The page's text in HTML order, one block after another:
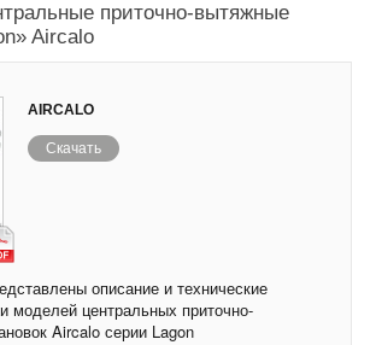
приточно-вытяжные
Aircalo
AIRCALO
Скачать
описание и технические
моделей центральных приточно-
Aircalo серии Lagon